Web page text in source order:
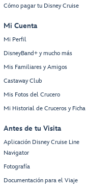
Cómo pagar tu Disney Cruise
Mi Cuenta
Mi Perfil
DisneyBand+ y mucho más
Mis Familiares y Amigos
Castaway Club
Mis Fotos del Crucero
Mi Historial de Cruceros y Ficha
Antes de tu Visita
Aplicación Disney Cruise Line
Navigator
Fotografía
Documentación para el Viaje